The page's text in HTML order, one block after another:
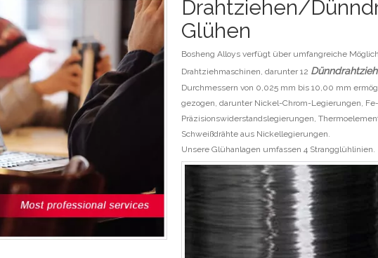
Drahtziehen/
Glühen
Bosheng Alloys verfügt über umfangreiche
Drahtziehmaschinen, darunter 12
Durchmessern von 0,025 mm bis 10,00 mm
gezogen, darunter Nickel-Chrom-Legierungen,
Präzisionswiderstandslegierungen,
Schweißdrähte aus Nickellegierungen.
Unsere Glühanlagen umfassen 4 Strangglühlinien.